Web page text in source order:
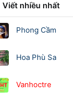
Viết nhiều nhất
Phong Cầm
Hoa Phù Sa
Vanhoctre